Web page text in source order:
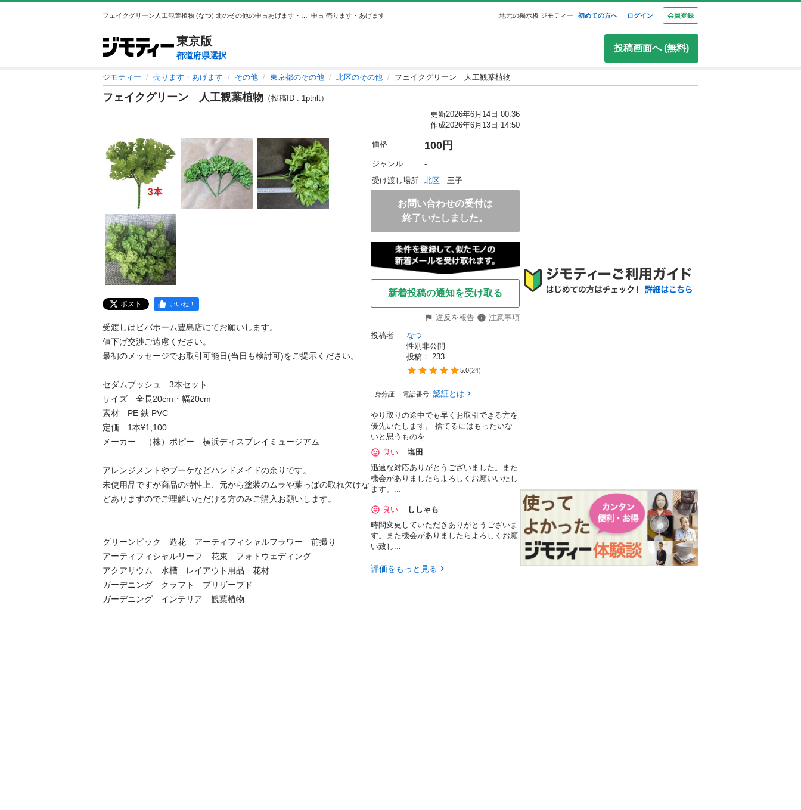
中古 売ります・あげます 地元の掲示板 ジモティー 初めての方へ ログイン 会員登録
東京版
都道府県選択
投稿画面へ (無料)
ジモティー 売ります・あげます その他 東京都のその他 北区のその他 フェイクグリーン 人工観葉植物
フェイクグリーン 人工観葉植物 （投稿ID : 1ptnlt）
更新2026年6月14日 00:36
作成2026年6月13日 14:50
ポスト いいね！
受渡しはビバホーム豊島店にてお願いします。
値下げ交渉ご遠慮ください。
最初のメッセージでお取引可能日(当日も検討可)をご提示ください。
セダムブッシュ　3本セット
サイズ　全長20cm・幅20cm
素材　PE 鉄 PVC
定価　1本¥1,100
メーカー　（株）ポピー　横浜ディスプレイミュージアム
アレンジメントやブーケなどハンドメイドの余りです。
未使用品ですが商品の特性上、元から塗装のムラや葉っぱの取れ欠けな
どありますのでご理解いただける方のみご購入お願いします。
グリーンピック　造花　アーティフィシャルフラワー　前撮り
アーティフィシャルリーフ　花束　フォトウェディング
アクアリウム　水槽　レイアウト用品　花材
ガーデニング　クラフト　プリザーブド
ガーデニング　インテリア　観葉植物
価格 100円
ジャンル
-
受け渡し場所
北区 - 王子
お問い合わせの受付は
終了いたしました。
新着投稿の通知を受け取る
違反を報告
注意事項
投稿者
なつ
性別非公開
投稿： 233
5.0(24)
身分証 電話番号 認証とは
やり取りの途中でも早くお取引できる方を
優先いたします。 捨てるにはもったいな
いと思うものを...
良い
塩田
迅速な対応ありがとうございました。また
機会がありましたらよろしくお願いいたし
ます。...
良い
ししゃも
時間変更していただきありがとうございま
す。また機会がありましたらよろしくお願
い致し...
評価をもっと見る